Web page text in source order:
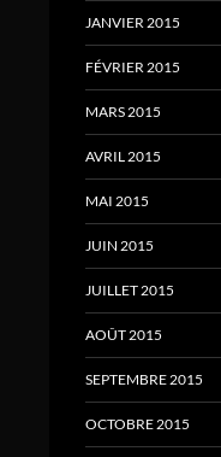
JANVIER 2015
FÉVRIER 2015
MARS 2015
AVRIL 2015
MAI 2015
JUIN 2015
JUILLET 2015
AOÛT 2015
SEPTEMBRE 2015
OCTOBRE 2015